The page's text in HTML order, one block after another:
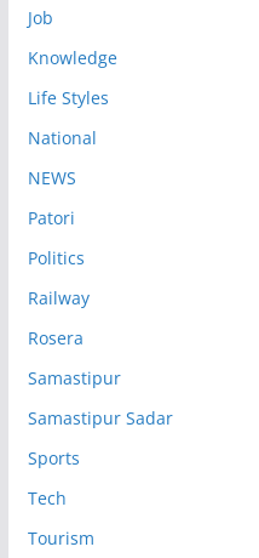
Job
Knowledge
Life Styles
National
NEWS
Patori
Politics
Railway
Rosera
Samastipur
Samastipur Sadar
Sports
Tech
Tourism